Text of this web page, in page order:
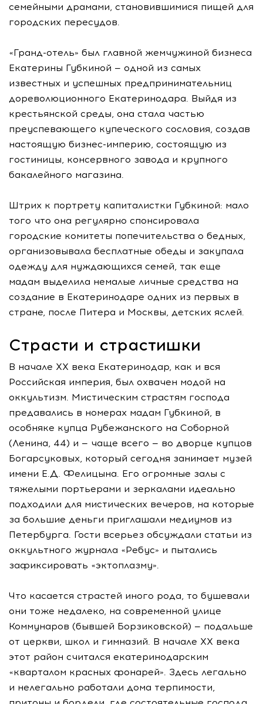
семейными драмами, становившимися пищей для
городских пересудов.
«Гранд-отель» был главной жемчужиной бизнеса
Екатерины Губкиной — одной из самых
известных и успешных предпринимательниц
дореволюционного Екатеринодара. Выйдя из
крестьянской среды, она стала частью
преуспевающего купеческого сословия, создав
настоящую бизнес-империю, состоящую из
гостиницы, консервного завода и крупного
бакалейного магазина.
Штрих к портрету капиталистки Губкиной: мало
того что она регулярно спонсировала
городские комитеты попечительства о бедных,
организовывала бесплатные обеды и закупала
одежду для нуждающихся семей, так еще
мадам выделила немалые личные средства на
создание в Екатеринодаре одних из первых в
стране, после Питера и Москвы, детских яслей.
Страсти и страстишки
В начале XX века Екатеринодар, как и вся
Российская империя, был охвачен модой на
оккультизм. Мистическим страстям господа
предавались в номерах мадам Губкиной, в
особняке купца Рубежанского на Соборной
(Ленина, 44) и — чаще всего — во дворце купцов
Богарсуковых, который сегодня занимает музей
имени Е.Д. Фелицына. Его огромные залы с
тяжелыми портьерами и зеркалами идеально
подходили для мистических вечеров, на которые
за большие деньги приглашали медиумов из
Петербурга. Гости всерьез обсуждали статьи из
оккультного журнала «Ребус» и пытались
зафиксировать «эктоплазму».
Что касается страстей иного рода, то бушевали
они тоже недалеко, на современной улице
Коммунаров (бывшей Борзиковской) — подальше
от церкви, школ и гимназий. В начале XX века
этот район считался екатеринодарским
«кварталом красных фонарей». Здесь легально
и нелегально работали дома терпимости,